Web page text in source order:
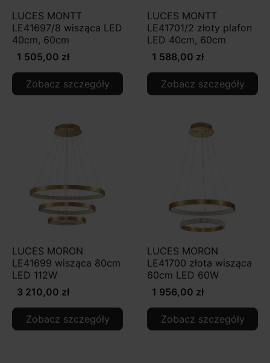
LUCES MONTT
LE41697/8 wisząca LED
40cm, 60cm
1 505,00 zł
Zobacz szczegóły
LUCES MONTT
LE41701/2 złoty plafon
LED 40cm, 60cm
1 588,00 zł
Zobacz szczegóły
LUCES MORON
LE41699 wisząca 80cm
LED 112W
3 210,00 zł
Zobacz szczegóły
LUCES MORON
LE41700 złota wisząca
60cm LED 60W
1 956,00 zł
Zobacz szczegóły